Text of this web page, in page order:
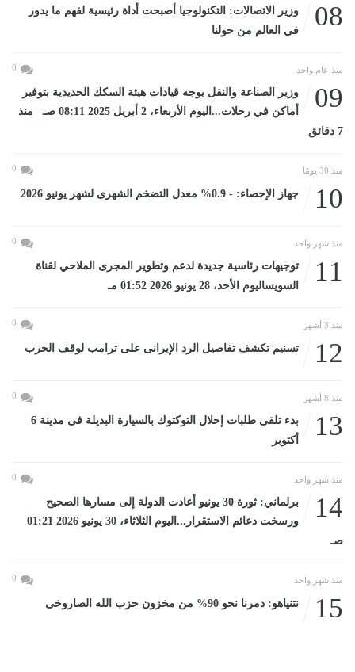
08
وزير الاتصالات: التكنولوجيا أصبحت أداة رئيسية لفهم ما يدور
في العالم من حولنا
منذ عام واحد 0
09
وزير الصناعة والنقل يوجه قيادات هيئة السكك الحديدية بتوفير
أماكن في رحلات...اليوم الأربعاء، 2 أبريل 2025 08:11 صـ منذ
7 دقائق
منذ 30 يومًا 0
10 جهاز الإحصاء: - 0.9% معدل التضخم الشهرى لشهر يونيو 2026
منذ شهر واحد 0
11
توجيهات رئاسية جديدة لدعم وتطوير المجرى الملاحي لقناة
السويساليوم الأحد، 28 يونيو 2026 01:52 مـ
منذ 3 أشهر 0
12 تسنيم تكشف تفاصيل الرد الإيرانى على ترامب لوقف الحرب
منذ 8 أشهر 0
13
بدء تلقى طلبات إحلال التوكتوك بالسيارة البديلة فى مدينة 6
أكتوبر
منذ شهر واحد 0
14
برلماني: ثورة 30 يونيو أعادت الدولة إلى مسارها الصحيح
ورسخت دعائم الاستقرار...اليوم الثلاثاء، 30 يونيو 2026 01:21
صـ
منذ شهر واحد 0
15 نتنياهو: دمرنا نحو 90% من مخزون حزب الله الصاروخى